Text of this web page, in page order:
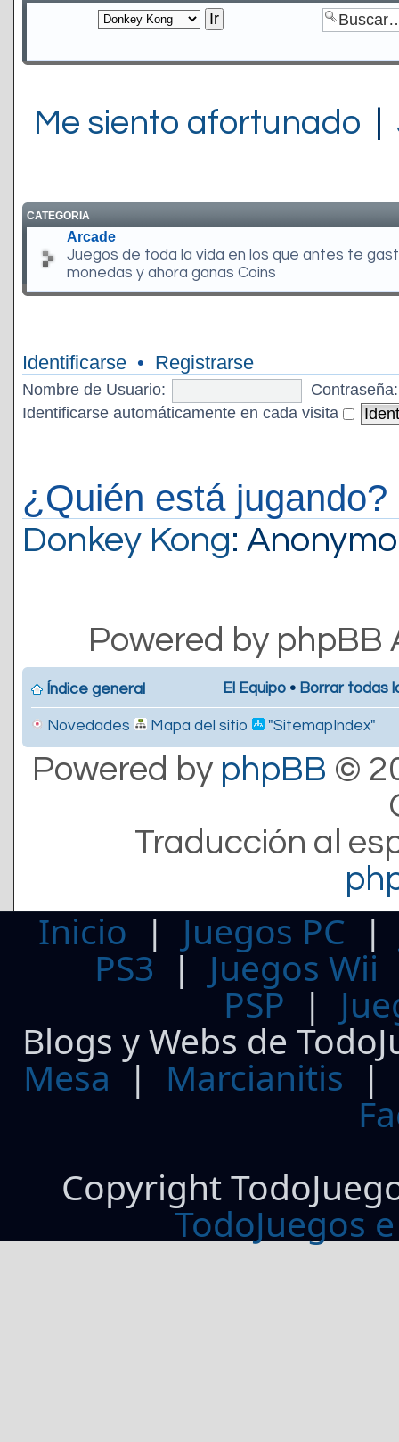
Me siento afortunado
CATEGORIA
Arcade
Juegos de toda la vida en los que antes te
monedas y ahora ganas Coins
Identificarse • Registrarse
Nombre de Usuario:
Contraseña:
Identificarse automáticamente en cada visita
¿Quién está jugando?
Donkey Kong:
Powered by
Índice general El Equipo • Borrar todas
Novedades Mapa del sitio "SitemapIndex"
Powered by phpBB ©
Traducción al
Inicio | Juegos PC
PS3| Juegos Wii
PSP |
Blogs y Webs de
Mesa | Marcianitis |
Copyright
TodoJuegos